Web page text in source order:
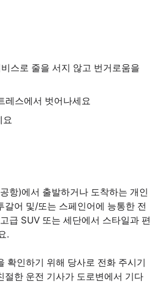
스로 줄을 서지 않고 번거로움을
레스에서 벗어나세요
요
항)에서 출발하거나 도착하는 개인
갈어 및/또는 스페인어에 능통한 전
급 SUV 또는 세단에서 스타일과 편
.
확인하기 위해 당사로 전화 주시기
절한 운전 기사가 도로변에서 기다